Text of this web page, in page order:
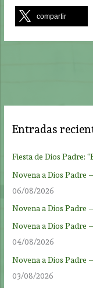
compartir
Entradas
Fiesta de Dios Padre:
Novena a Dios Padre
06/08/2026
Novena a Dios Padre
Novena a Dios Padre
04/08/2026
Novena a Dios Padre
03/08/2026